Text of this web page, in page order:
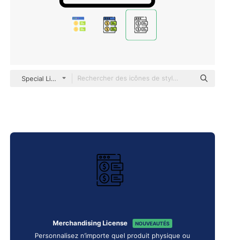
Special Lineal
Merchandising License NOUVEAUTÉS
Personnalisez n’importe quel produit physique ou